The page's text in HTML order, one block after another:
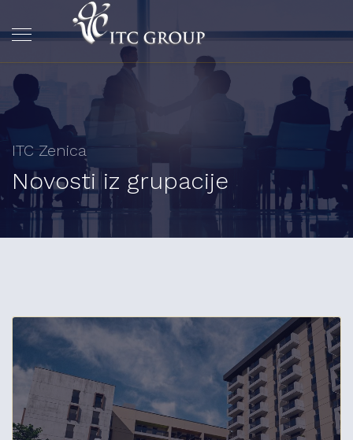
ITC Zenica
Novosti iz grupacije